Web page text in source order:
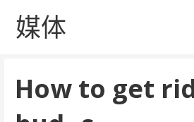
媒体
How to get